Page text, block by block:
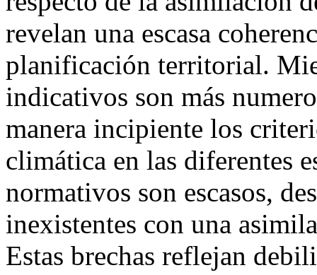
revelan una escasa
planificación territorial.
indicativos son más
manera incipiente los
climática en las diferentes
normativos son escasos,
inexistentes con una
Estas brechas reflejan